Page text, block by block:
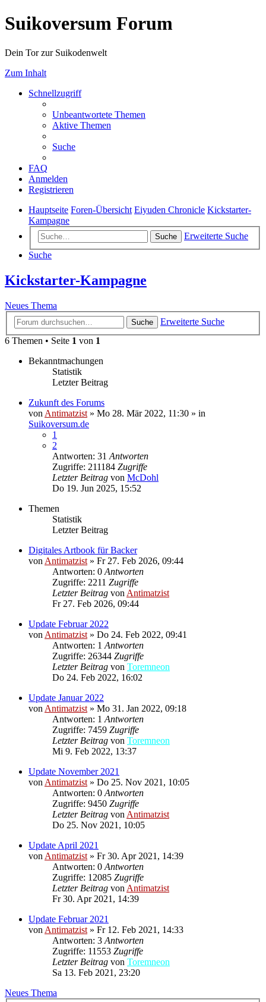
Suikoversum Forum
Dein Tor zur Suikodenwelt
Zum Inhalt
Schnellzugriff
Unbeantwortete Themen
Aktive Themen
Suche
FAQ
Anmelden
Registrieren
Hauptseite Foren-Übersicht Eiyuden Chronicle Kickstarter-
Kampagne
Suche
Erweiterte Suche
Suche
Kickstarter-Kampagne
Neues Thema
Suche
Erweiterte Suche
6 Themen • Seite 1 von 1
Bekanntmachungen
Statistik
Letzter Beitrag
Zukunft des Forums
von Antimatzist » Mo 28. Mär 2022, 11:30 » in
Suikoversum.de
1
2
Antworten: 31 Antworten
Zugriffe: 211184 Zugriffe
Letzter Beitrag von McDohl
Do 19. Jun 2025, 15:52
Themen
Statistik
Letzter Beitrag
Digitales Artbook für Backer
von Antimatzist » Fr 27. Feb 2026, 09:44
Antworten: 0 Antworten
Zugriffe: 2211 Zugriffe
Letzter Beitrag von Antimatzist
Fr 27. Feb 2026, 09:44
Update Februar 2022
von Antimatzist » Do 24. Feb 2022, 09:41
Antworten: 1 Antworten
Zugriffe: 26344 Zugriffe
Letzter Beitrag von Toremneon
Do 24. Feb 2022, 16:02
Update Januar 2022
von Antimatzist » Mo 31. Jan 2022, 09:18
Antworten: 1 Antworten
Zugriffe: 7459 Zugriffe
Letzter Beitrag von Toremneon
Mi 9. Feb 2022, 13:37
Update November 2021
von Antimatzist » Do 25. Nov 2021, 10:05
Antworten: 0 Antworten
Zugriffe: 9450 Zugriffe
Letzter Beitrag von Antimatzist
Do 25. Nov 2021, 10:05
Update April 2021
von Antimatzist » Fr 30. Apr 2021, 14:39
Antworten: 0 Antworten
Zugriffe: 12085 Zugriffe
Letzter Beitrag von Antimatzist
Fr 30. Apr 2021, 14:39
Update Februar 2021
von Antimatzist » Fr 12. Feb 2021, 14:33
Antworten: 3 Antworten
Zugriffe: 11553 Zugriffe
Letzter Beitrag von Toremneon
Sa 13. Feb 2021, 23:20
Neues Thema